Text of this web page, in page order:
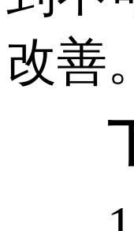
改善。
下